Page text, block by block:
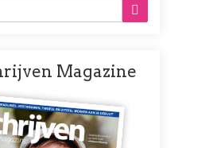
Magazine